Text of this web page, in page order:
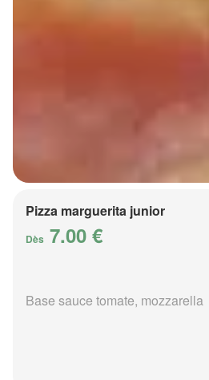
Pizza marguerita junior
Dès 7.00 €
Base sauce tomate, mozzarella